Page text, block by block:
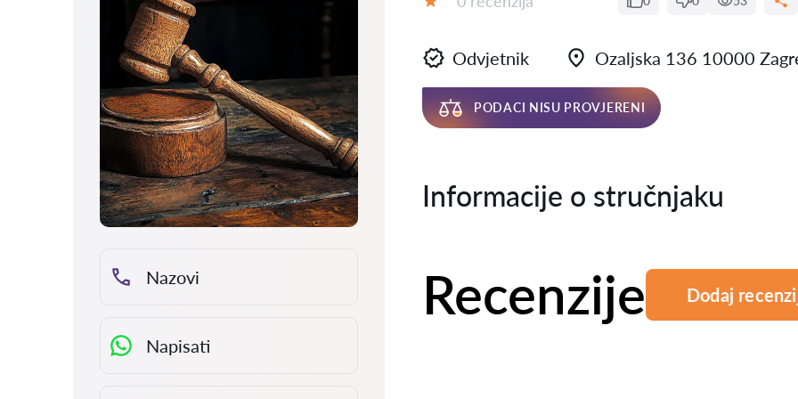
Nazovi
Napisati
Odvjetnik Ozaljska 136 10000
PODACI NISU PROVJERENI
Informacije o stručnjaku
Recenzije Dodaj